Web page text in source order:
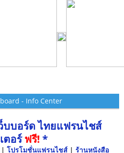
- Info Center
บบอร์ด ไทยแฟรนไชส์
ตอร์ฟรี! *
| โปรโมชั่นแฟรนไชส์ | ร้านหนังสือ